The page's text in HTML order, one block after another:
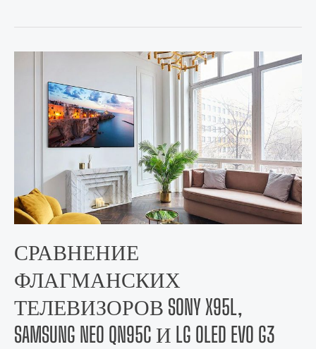
СРАВНЕНИЕ
ФЛАГМАНСКИХ
ТЕЛЕВИЗОРОВ SONY X95L,
SAMSUNG NEO QN95C И LG OLED EVO G3